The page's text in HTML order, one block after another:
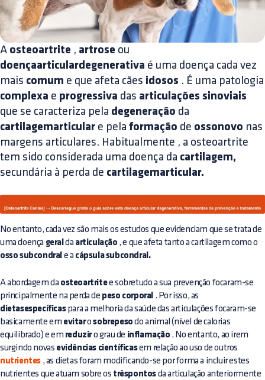
A osteoartrite , artrose ou
doençaarticulardegenerativa é uma doença cada vez
mais comum e que afeta cães idosos . É uma patologia
complexa e progressiva das articulações sinoviais
que se caracteriza pela degeneração da
cartilagemarticular e pela formação de ossonovo nas
margens articulares. Habitualmente , a osteoartrite
tem sido considerada uma doença da cartilagem,
secundária à perda de cartilagemarticular.
No entanto, cada vez são mais os estudos que evidenciam que se trata de
uma doença geralda articulação , e que afeta tanto a cartilagem como o
osso subcondral e a cápsula subcondral.
A abordagem da osteoartritee sobretudo a sua prevenção focaram-se
principalmente na perda de peso corporal . Por isso, as
dietasespecíficaspara a melhoria da saúde das articulações focaram-se
basicamente em evitarosobrepeso do animal (nível de calorias
equilibrado) e em reduziro grau de inflamação . No entanto, ao irem
surgindo novas evidências científicasem relação ao uso de outros
nutrientes , as dietas foram modificando-se por forma a incluir estes
nutrientes que atuam sobre os trêspontos da articulação anteriormente